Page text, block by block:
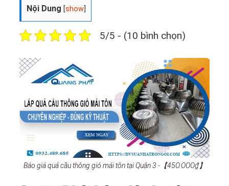
Nội Dung [show
5/5 - (10 bình chọn)
Báo giá quả cầu thông gió mái tôn tại Quận 3 -【45O.OOO₫】